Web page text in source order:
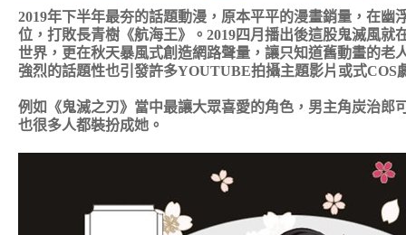
2019年下半年最夯的話題動漫，原本平平的漫畫銷量，在
位，打敗長青樹《航海王》。2019四月播出後這股鬼滅風
世界，更在秋天暴風式創造網路聲量，讓只知道舊動畫的老
強烈的話題性也引發許多YOUTUBE拍攝主題影片或式COS
例如《鬼滅之刃》當中最讓大眾喜愛的角色，男主角炭治郎
也很多人都裝扮成她。